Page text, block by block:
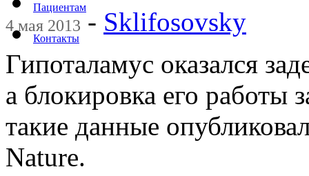
Пациентам
Контакты
4 мая 2013- Sklifosovsky
Гипоталамус оказался
а блокировка его работы
такие данные
Nature.